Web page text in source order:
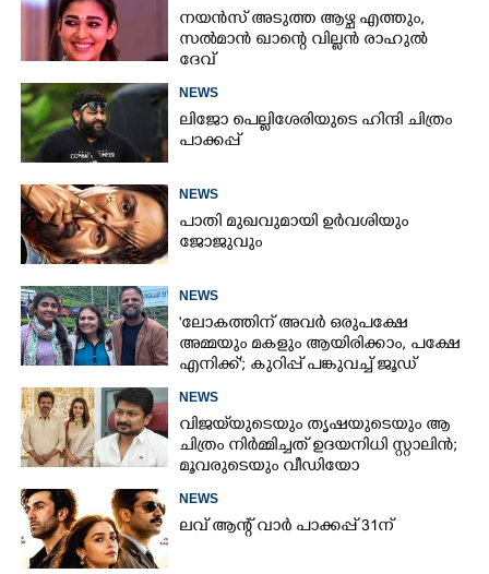
നയൻസ് അടുത്ത ആഴ്ച എത്തും,
സൽമാൻ ഖാന്റെ വില്ലൻ രാഹുൽ
ദേവ്
NEWS
ലിജോ പെല്ലിശേരിയുടെ ഹിന്ദി ചിത്രം
പാക്കപ്പ്
NEWS
പാതി മുഖവുമായി ഉർവശിയും
ജോജുവും
NEWS
'ലോകത്തിന് അവർ ഒരുപക്ഷേ
അമ്മയും മകളും ആയിരിക്കാം, പക്ഷേ
എനിക്ക്'; കുറിപ്പ് പങ്കുവച്ച് ജൂഡ്
NEWS
വിജയ്‌യുടെയും തൃഷയുടെയും ആ
ചിത്രം നിർമ്മിച്ചത് ഉദയനിധി സ്റ്റാലിൻ;
മൂവരുടെയും വീഡിയോ
NEWS
ലവ് ആന്റ് വാർ പാക്കപ്പ് 31ന്